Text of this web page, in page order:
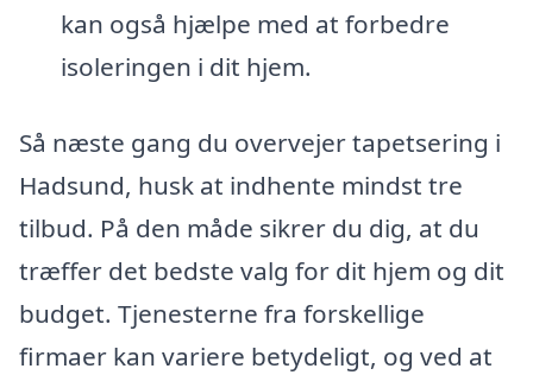
kan også hjælpe med at forbedre
isoleringen i dit hjem.
Så næste gang du overvejer tapetsering i
Hadsund, husk at indhente mindst tre
tilbud. På den måde sikrer du dig, at du
træffer det bedste valg for dit hjem og dit
budget. Tjenesterne fra forskellige
firmaer kan variere betydeligt, og ved at